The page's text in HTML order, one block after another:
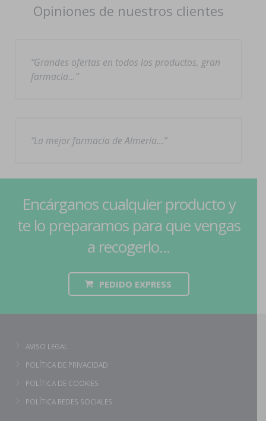
Opiniones de nuestros clientes
Grandes ofertas en todos los productos, gran
farmacia…
La mejor farmacia de Almería…
Encárganos cualquier producto y
te lo preparamos para que vengas
a recogerlo...
PEDIDO EXPRESS
AVISO LEGAL
POLÍTICA DE PRIVACIDAD
POLÍTICA DE COOKIES
POLÍTICA REDES SOCIALES